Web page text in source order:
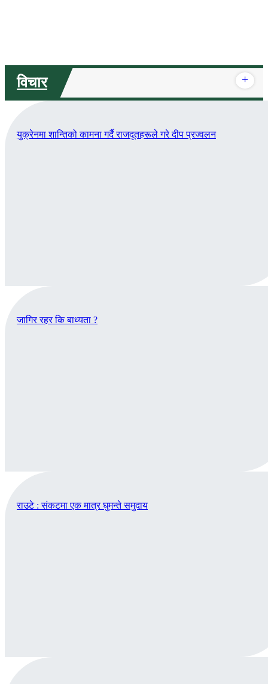
विचार +
युक्रेनमा शान्तिको कामना गर्दै राजदूतहरूले गरे दीप प्रज्वलन
जागिर रहर कि बाध्यता ?
राउटे : संकटमा एक मात्र घुमन्ते समुदाय